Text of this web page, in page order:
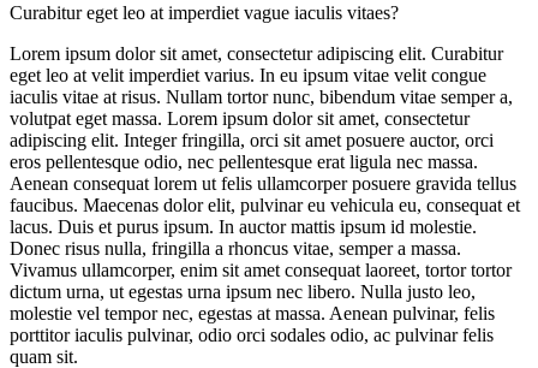
Curabitur eget leo at imperdiet vague iaculis vitaes?
Lorem ipsum dolor sit amet, consectetur adipiscing elit. Curabitur
eget leo at velit imperdiet varius. In eu ipsum vitae velit congue
iaculis vitae at risus. Nullam tortor nunc, bibendum vitae semper a,
volutpat eget massa. Lorem ipsum dolor sit amet, consectetur
adipiscing elit. Integer fringilla, orci sit amet posuere auctor, orci
eros pellentesque odio, nec pellentesque erat ligula nec massa.
Aenean consequat lorem ut felis ullamcorper posuere gravida tellus
faucibus. Maecenas dolor elit, pulvinar eu vehicula eu, consequat et
lacus. Duis et purus ipsum. In auctor mattis ipsum id molestie.
Donec risus nulla, fringilla a rhoncus vitae, semper a massa.
Vivamus ullamcorper, enim sit amet consequat laoreet, tortor tortor
dictum urna, ut egestas urna ipsum nec libero. Nulla justo leo,
molestie vel tempor nec, egestas at massa. Aenean pulvinar, felis
porttitor iaculis pulvinar, odio orci sodales odio, ac pulvinar felis
quam sit.